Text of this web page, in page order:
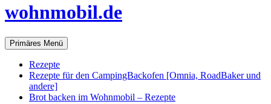
wohnmobil.de
Suchen
Primäres Menü
Rezepte
Rezepte für den CampingBackofen [Omnia, RoadBaker und
andere]
Brot backen im Wohnmobil – Rezepte